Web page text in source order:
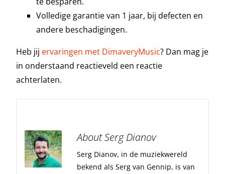
Volledige garantie van 1 jaar, bij defecten en
andere beschadigingen.
Heb jij ervaringen met DimaveryMusic? Dan mag je
in onderstaand reactieveld een reactie
achterlaten.
About Serg Dianov
Serg Dianov, in de muziekwereld
bekend als Serg van Gennip, is van